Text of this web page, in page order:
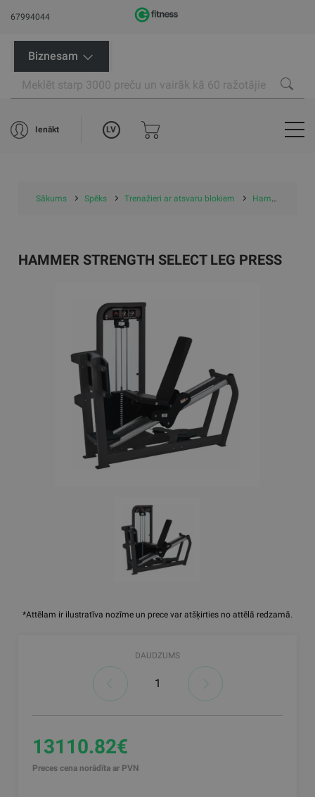
67994044
Biznesam
Ienākt LV
Sākums Spēks Trenažieri ar atsvaru blokiem Hammer Strength Select Leg Press
*Attēlam ir ilustratīva nozīme un prece var atšķirties no attēlā redzamā.
HAMMER STRENGTH SELECT LEG PRESS
DAUDZUMS
13110.82€
Preces cena norādīta ar PVN